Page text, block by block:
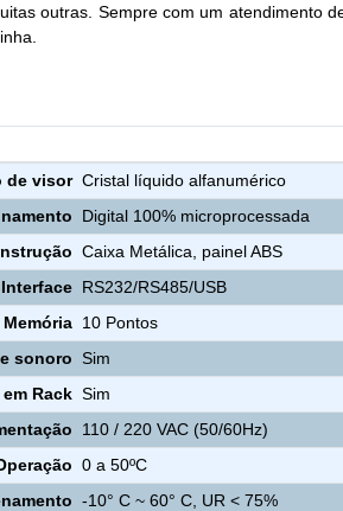
outras. Sempre com um atendimento
de visor Cristal líquido alfanumérico
Digital 100% microprocessada
Caixa Metálica, painel ABS
Interface RS232/RS485/USB
Memória 10 Pontos
sonoro Sim
Rack Sim
110 / 220 VAC (50/60Hz)
0 a 50ºC
-10° C ~ 60° C, UR < 75%